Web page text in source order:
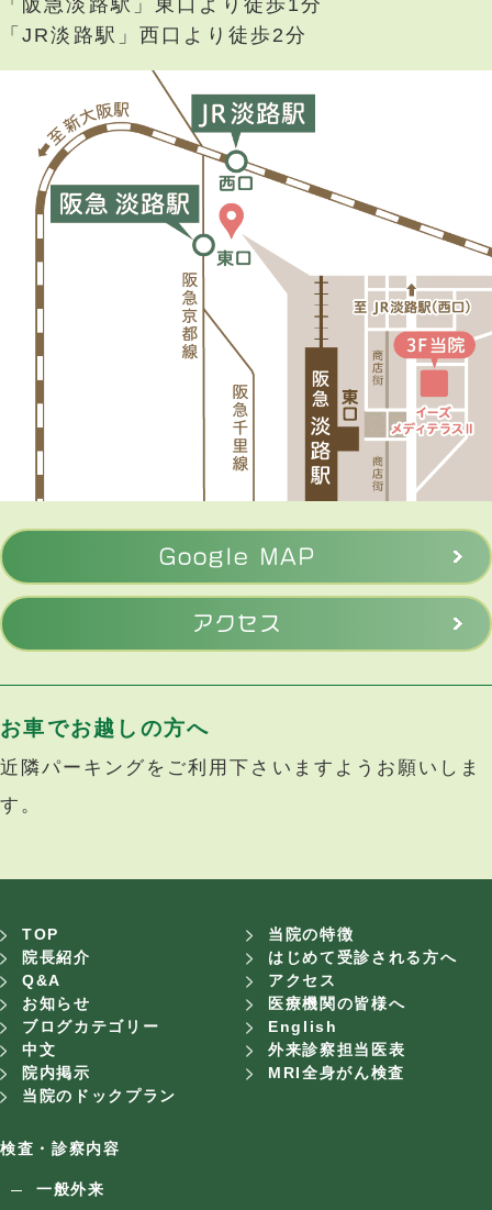
「JR淡路駅」西口より徒歩2分
Google MAP
アクセス
お車でお越しの方へ
近隣パーキングをご利用下さいますようお願いしま
す。
TOP
当院の特徴
院長紹介
はじめて受診される方へ
Q&A
アクセス
お知らせ
医療機関の皆様へ
ブログカテゴリー
English
中文
外来診察担当医表
院内掲示
MRI全身がん検査
当院のドックプラン
検査・診察内容
一般外来